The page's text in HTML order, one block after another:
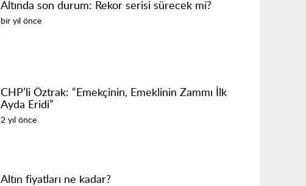
Altında son durum: Rekor serisi sürecek mi?
bir yıl önce
CHP’li Öztrak: “Emekçinin, Emeklinin Zammı İlk
Ayda Eridi”
2 yıl önce
Altın fiyatları ne kadar?